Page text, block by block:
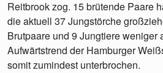
Reitbrook zog. 15 brütende Paare
die aktuell 37 Jungstörche
Brutpaare und 9 Jungtiere weniger
Aufwärtstrend der Hamburger
somit zumindest unterbrochen.